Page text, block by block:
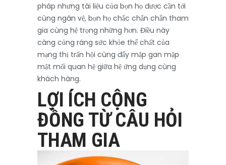
pháp nhưng tài liệu của bọn họ được cần tới
cùng ngăn vệ, bọn họ chắc chắn chắn tham
gia cùng hệ trọng những hơn. Điều này
càng củng ráng sức khỏe thể chất của
mạng thị trấn hội cùng đẩy mập gan mập
mật mối quan hệ giữa hệ ứng dụng cùng
khách hàng.
LỢI ÍCH CỘNG
ĐỒNG TỪ CÂU HỎI
THAM GIA